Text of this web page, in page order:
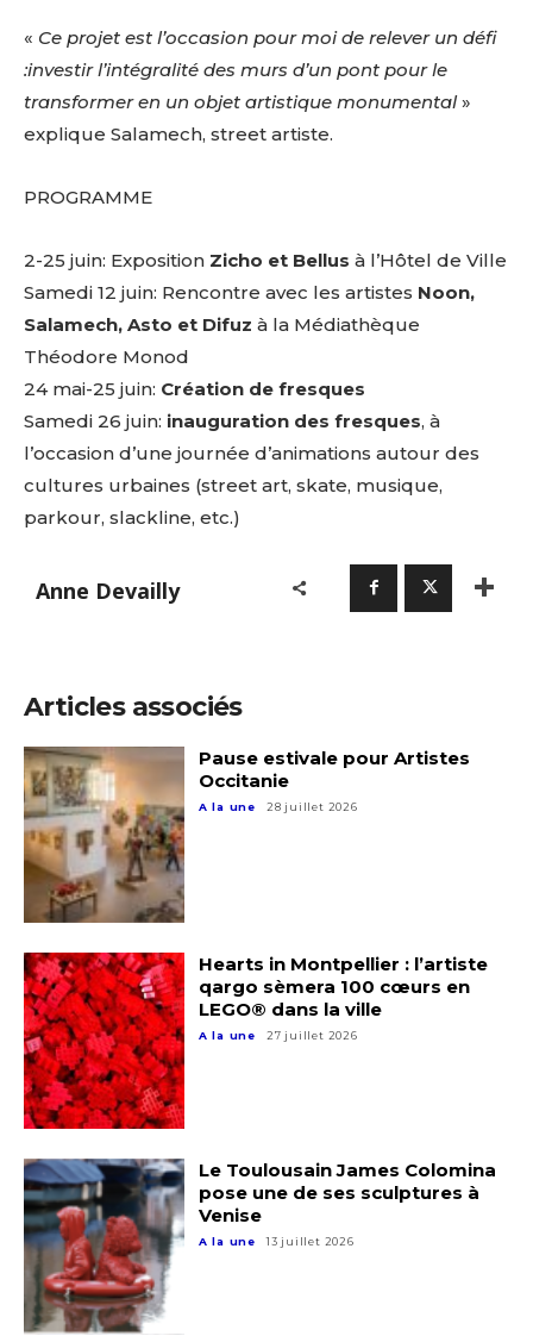
Adresse email*
Nom
Prénom
Statut / Organisation
Adresse email*
Nom
« Ce projet est l’occasion pour moi de relever un défi
:investir l’intégralité des murs d’un pont pour le
transformer en un objet artistique monumental»
explique Salamech, street artiste.
PROGRAMME
2-25 juin: Exposition Zicho et Bellus à l’Hôtel de Ville
Samedi 12 juin: Rencontre avec les artistes Noon,
Salamech, Asto et Difuz à la Médiathèque
Théodore Monod
24 mai-25 juin: Création de fresques
Samedi 26 juin: inauguration des fresques, à
l’occasion d’une journée d’animations autour des
cultures urbaines (street art, skate, musique,
parkour, slackline, etc.)
Anne Devailly
Articles associés
Pause estivale pour Artistes
Occitanie
A la une 28 juillet 2026
Hearts in Montpellier : l’artiste
qargo sèmera 100 cœurs en
LEGO® dans la ville
A la une 27 juillet 2026
Le Toulousain James Colomina
pose une de ses sculptures à
Venise
A la une 13 juillet 2026